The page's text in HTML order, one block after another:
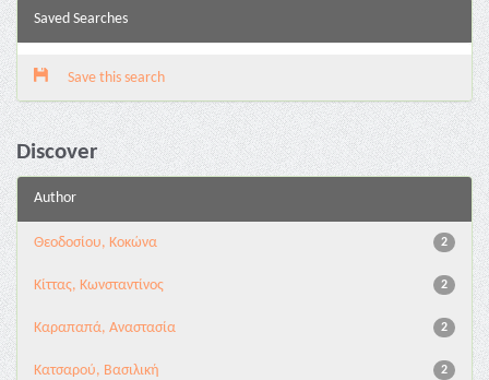
Saved Searches
Save this search
Discover
Author
2
Θεοδοσίου, Κοκώνα
2
Κίττας, Κωνσταντίνος
2
Καραπαπά, Αναστασία
2
Κατσαρού, Βασιλική